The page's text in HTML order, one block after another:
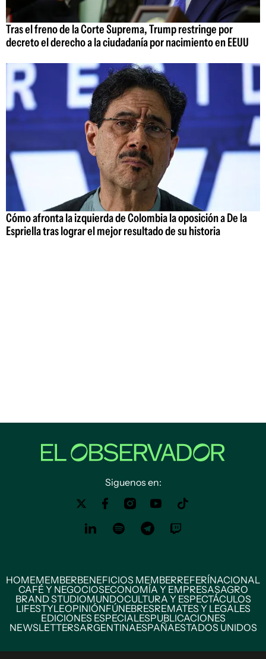
Tras el freno de la Corte Suprema, Trump restringe por
decreto el derecho a la ciudadanía por nacimiento en EEUU
Cómo afronta la izquierda de Colombia la oposición a De la
Espriella tras lograr el mejor resultado de su historia
Siguenos en:
HOMEMEMBERBENEFICIOS MEMBERREFERÍNACIONAL
CAFÉ Y NEGOCIOSECONOMÍA Y EMPRESASAGRO
BRAND STUDIOMUNDOCULTURA Y ESPECTÁCULOS
LIFESTYLEOPINIÓNFÚNEBRESREMATES Y LEGALES
EDICIONES ESPECIALESPUBLICACIONES
NEWSLETTERSARGENTINAESPAÑAESTADOS UNIDOS